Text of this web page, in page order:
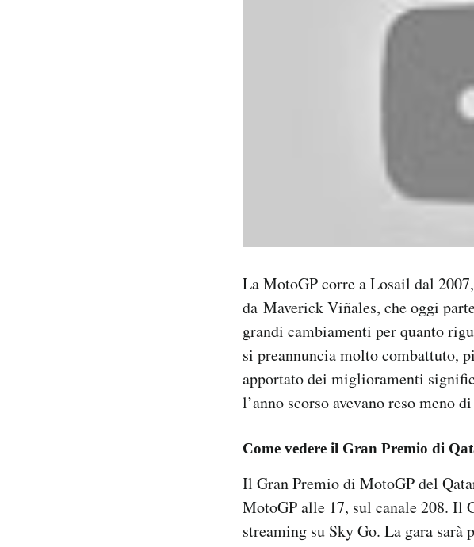
La MotoGP corre a Losail dal
da Maverick Viñales, che oggi
grandi cambiamenti per quanto
si preannuncia molto combattuto,
apportato dei miglioramenti
l’anno scorso avevano reso meno
Come vedere il Gran Premio di
Il Gran Premio di MotoGP del
MotoGP alle 17, sul canale 208. Il
streaming su Sky Go. La gara